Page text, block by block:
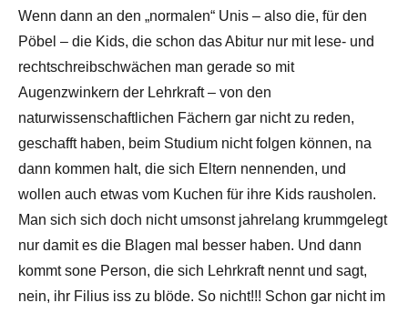
Wenn dann an den „normalen“ Unis – also die, für den
Pöbel – die Kids, die schon das Abitur nur mit lese- und
rechtschreibschwächen man gerade so mit
Augenzwinkern der Lehrkraft – von den
naturwissenschaftlichen Fächern gar nicht zu reden,
geschafft haben, beim Studium nicht folgen können, na
dann kommen halt, die sich Eltern nennenden, und
wollen auch etwas vom Kuchen für ihre Kids rausholen.
Man sich sich doch nicht umsonst jahrelang krummgelegt
nur damit es die Blagen mal besser haben. Und dann
kommt sone Person, die sich Lehrkraft nennt und sagt,
nein, ihr Filius iss zu blöde. So nicht!!! Schon gar nicht im